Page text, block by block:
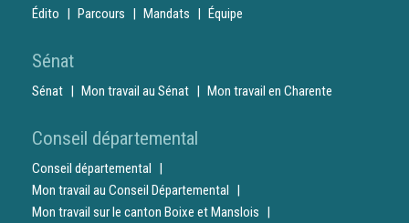
Édito Parcours Mandats Équipe
Sénat
Sénat Mon travail au Sénat Mon travail en Charente
Conseil départemental
Conseil départemental
Mon travail au Conseil Départemental
Mon travail sur le canton Boixe et Manslois